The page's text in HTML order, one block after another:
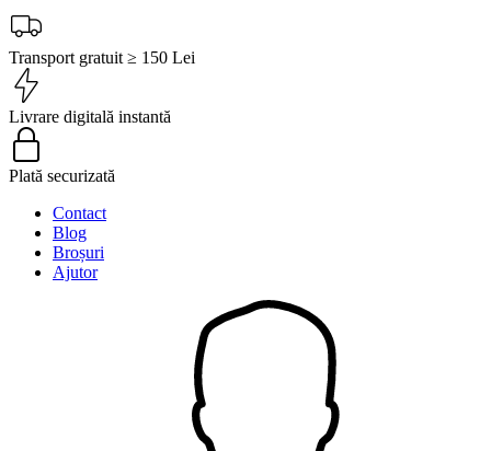
Transport gratuit ≥ 150 Lei
Livrare digitală instantă
Plată securizată
Contact
Blog
Broșuri
Ajutor